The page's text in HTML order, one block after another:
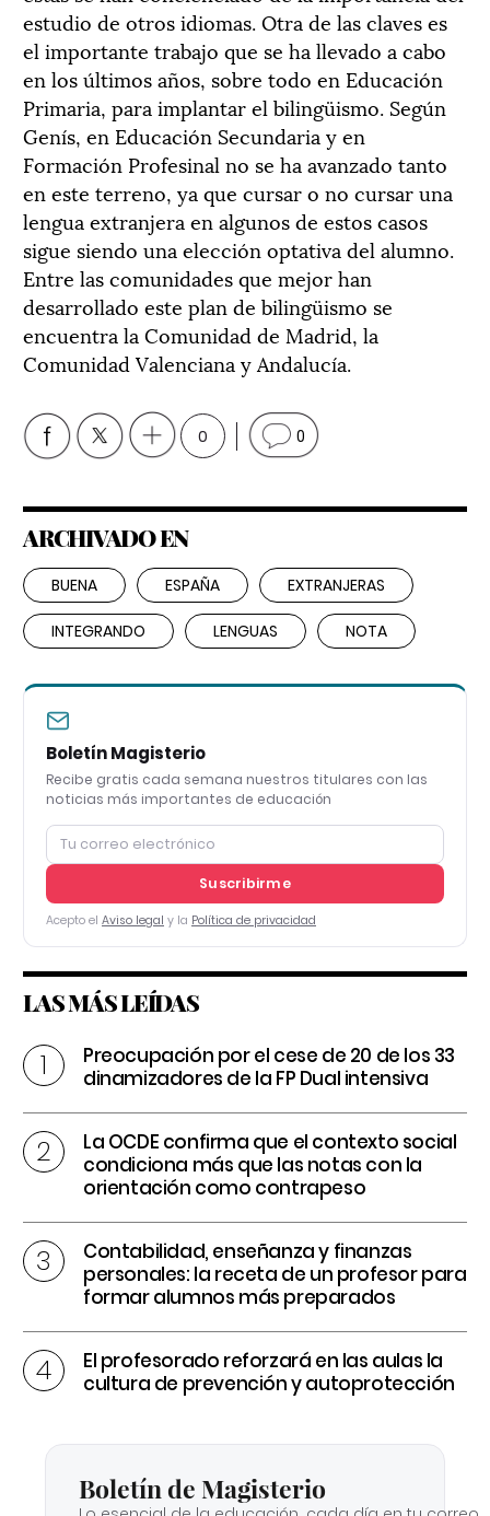
estudio de otros idiomas. Otra de las claves es
el importante trabajo que se ha llevado a cabo
en los últimos años, sobre todo en Educación
Primaria, para implantar el bilingüismo. Según
Genís, en Educación Secundaria y en
Formación Profesinal no se ha avanzado tanto
en este terreno, ya que cursar o no cursar una
lengua extranjera en algunos de estos casos
sigue siendo una elección optativa del alumno.
Entre las comunidades que mejor han
desarrollado este plan de bilingüismo se
encuentra la Comunidad de Madrid, la
Comunidad Valenciana y Andalucía.
0 0
ARCHIVADO EN
BUENA ESPAÑA EXTRANJERAS
INTEGRANDO LENGUAS NOTA
Boletín Magisterio
Recibe gratis cada semana nuestros titulares con las
noticias más importantes de educación
Suscribirme
Acepto el Aviso legal y la Política de privacidad
LAS MÁS LEÍDAS
Preocupación por el cese de 20 de los 33
dinamizadores de la FP Dual intensiva
La OCDE confirma que el contexto social
condiciona más que las notas con la
orientación como contrapeso
Contabilidad, enseñanza y finanzas
personales: la receta de un profesor para
formar alumnos más preparados
El profesorado reforzará en las aulas la
cultura de prevención y autoprotección
Boletín de Magisterio